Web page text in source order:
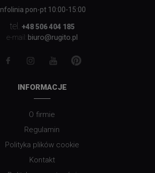
Infolinia pon-pt 10:00-15:00
tel.
+48 506 404 185
e-mail: biuro@rugito.pl
INFORMACJE
O firmie
Regulamin
Polityka plików cookie
Kontakt